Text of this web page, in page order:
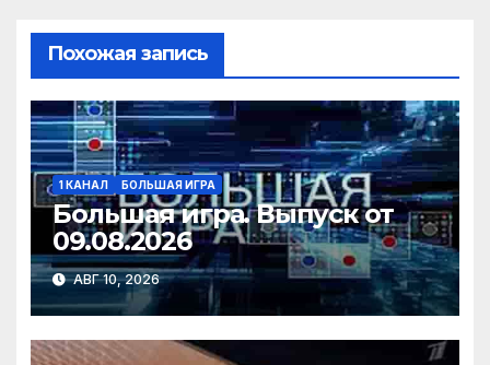
s
s
ni
ki
т
ь
Похожая запись
1 КАНАЛ БОЛЬШАЯ ИГРА
Большая игра. Выпуск от
09.08.2026
АВГ 10, 2026